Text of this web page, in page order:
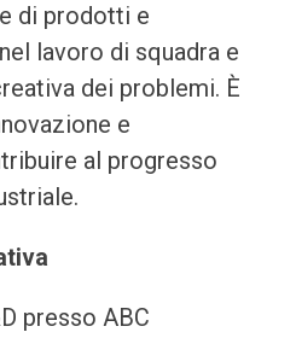
di prodotti e
lavoro di squadra e
dei problemi. È
e
al progresso
presso ABC